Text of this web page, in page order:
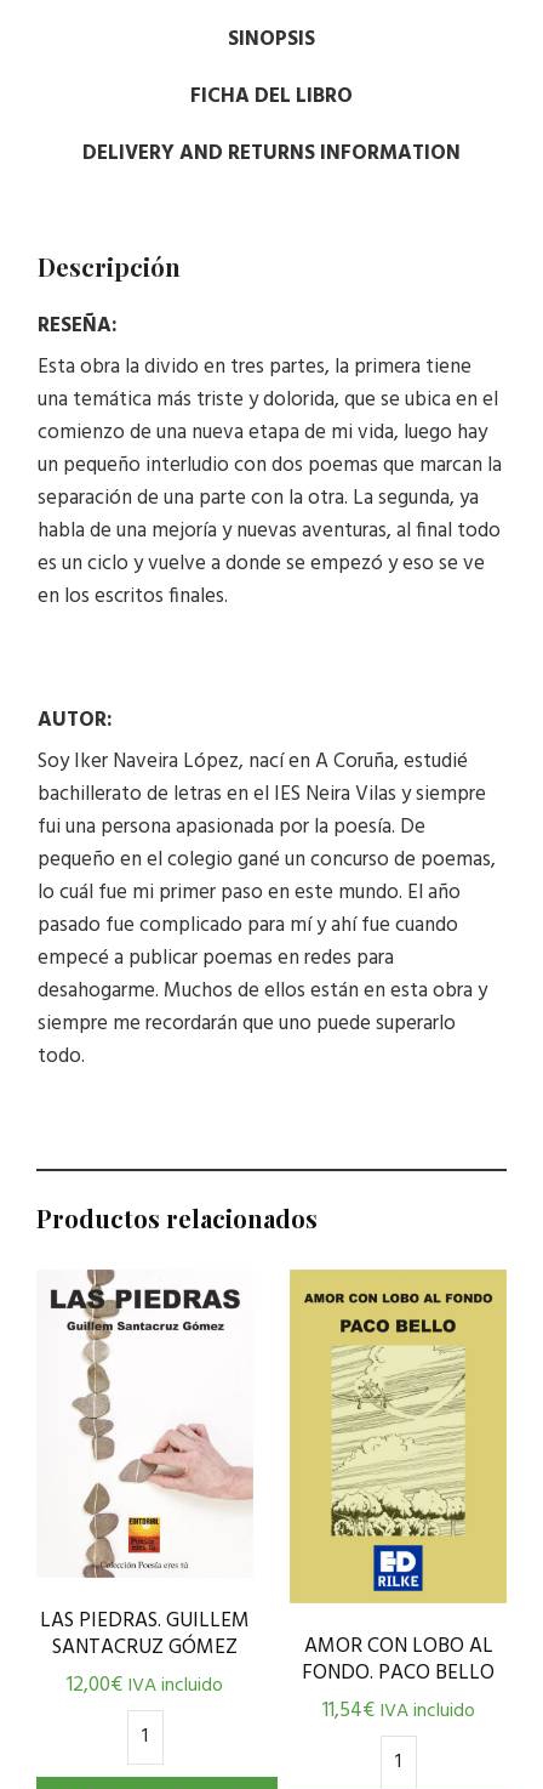
SINOPSIS
FICHA DEL LIBRO
DELIVERY AND RETURNS INFORMATION
Descripción
RESEÑA:
Esta obra la divido en tres partes, la primera tiene
una temática más triste y dolorida, que se ubica en el
comienzo de una nueva etapa de mi vida, luego hay
un pequeño interludio con dos poemas que marcan la
separación de una parte con la otra. La segunda, ya
habla de una mejoría y nuevas aventuras, al final todo
es un ciclo y vuelve a donde se empezó y eso se ve
en los escritos finales.
AUTOR:
Soy Iker Naveira López, nací en A Coruña, estudié
bachillerato de letras en el IES Neira Vilas y siempre
fui una persona apasionada por la poesía. De
pequeño en el colegio gané un concurso de poemas,
lo cuál fue mi primer paso en este mundo. El año
pasado fue complicado para mí y ahí fue cuando
empecé a publicar poemas en redes para
desahogarme. Muchos de ellos están en esta obra y
siempre me recordarán que uno puede superarlo
todo.
Productos relacionados
LAS PIEDRAS. GUILLEM
SANTACRUZ GÓMEZ
12,00€IVA incluido
AMOR CON LOBO AL
FONDO. PACO BELLO
11,54€ IVA incluido